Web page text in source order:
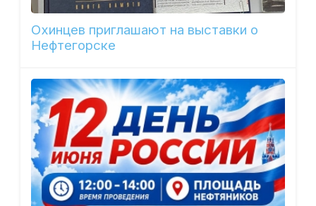
Охинцев приглашают на выставки о
Нефтегорске